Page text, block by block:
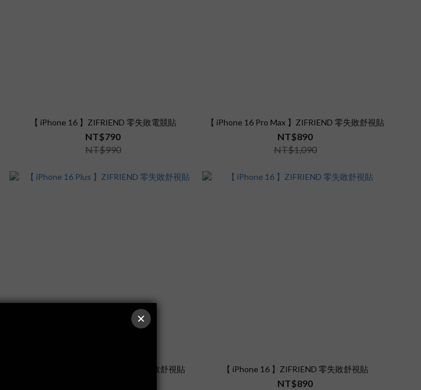
【 iPhone 16 】ZIFRIEND 零失敗電競貼
NT$790
NT$990
【 iPhone 16 Pro Max 】ZIFRIEND 零失敗舒視貼
NT$890
NT$1,090
【 iPhone 16 Plus 】ZIFRIEND 零失敗舒視貼 【 iPhone 16 】ZIFRIEND 零失敗舒視貼
NT$890